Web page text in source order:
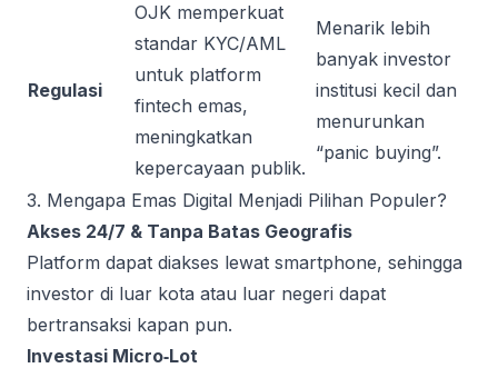
Regulasi
OJK memperkuat
standar KYC/AML
untuk platform
fintech emas,
meningkatkan
kepercayaan publik.
Menarik lebih
banyak investor
institusi kecil dan
menurunkan
“panic buying”.
3. Mengapa Emas Digital Menjadi Pilihan Populer?
Akses 24/7 & Tanpa Batas Geografis
Platform dapat diakses lewat smartphone, sehingga
investor di luar kota atau luar negeri dapat
bertransaksi kapan pun.
Investasi Micro‑Lot